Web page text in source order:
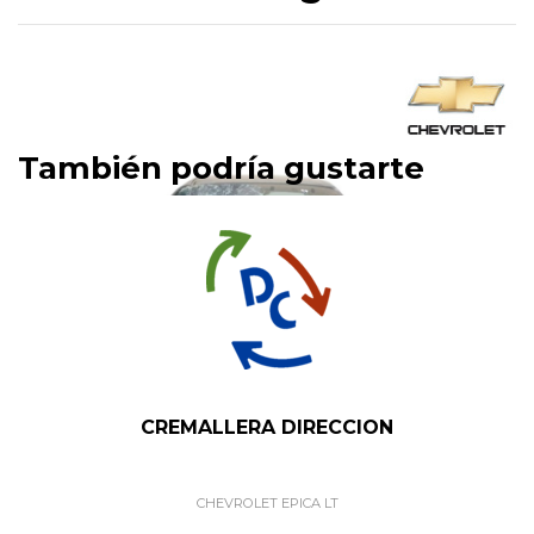
También podría gustarte
CREMALLERA DIRECCION
CHEVROLET EPICA LT